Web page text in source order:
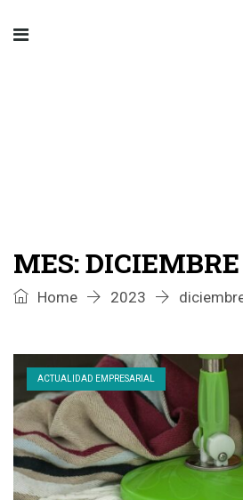
MES:
Home 2023
ACTUALIDAD EMPRESARIAL